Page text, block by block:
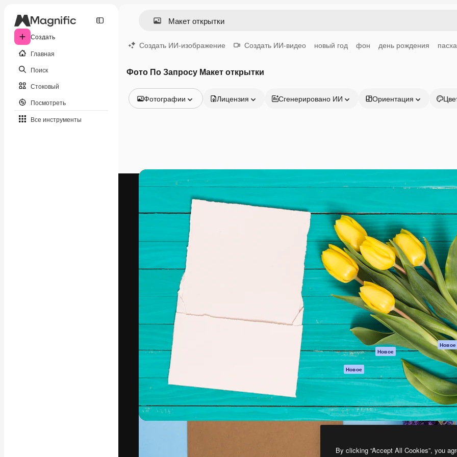
Создать
Главная
Поиск
Стоковый
Посмотреть
Все инструменты
Создать ИИ-изображение Создать ИИ-видео новый год фон день рождения пасха
Фото По Запросу Макет открытки
Фотографии
Видео
Моушн-дизайн
3D-модели
Лицензия Сгенерировано ИИ Ориентация
Креативная платформа для создания
ваших лучших работ. Более 1 миллиона
подписчиков среди креаторов,
предприятий, агентств и студий.
Продукция
Spaces
ИИ-помощник
Генератор
изображений ИИ
Генератор видео
ИИ
Генератор голоса
на основе ИИ
Стоковый контент
MCP для
Claude/ChatGPT
Новое
Агенты Новое
API
приложение
Все инструменты
Magnific
Начать
Academy
Документация по
Пакету ИИ
Служба
поддержки
Условия и
положения
Политика
Оригиналы Новое
Политика
cookie
Центр доверия
Партнеры
Предприятие
By clicking “Accept All Cookies”, you